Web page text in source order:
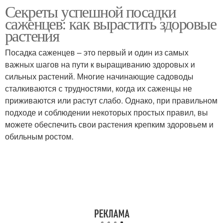
Секреты успешной посадки
саженцев: как вырастить здоровые
растения
Посадка саженцев – это первый и один из самых
важных шагов на пути к выращиванию здоровых и
сильных растений. Многие начинающие садоводы
сталкиваются с трудностями, когда их саженцы не
приживаются или растут слабо. Однако, при правильном
подходе и соблюдении некоторых простых правил, вы
можете обеспечить свои растения крепким здоровьем и
обильным ростом.